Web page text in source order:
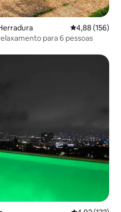
4,88 de uma
4,88 (156)
para 6 pessoas